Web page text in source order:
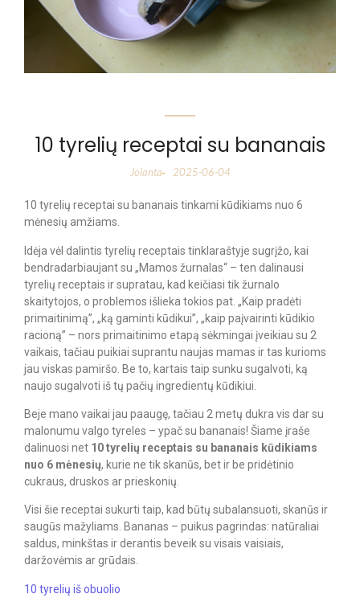
10 tyrelių receptai su bananais
Jolanta- 2025-06-04
10 tyrelių receptai su bananais tinkami kūdikiams nuo 6
mėnesių amžiams.
Idėja vėl dalintis tyrelių receptais tinklaraštyje sugrįžo, kai
bendradarbiaujant su „Mamos žurnalas“ – ten dalinausi
tyrelių receptais ir supratau, kad keičiasi tik žurnalo
skaitytojos, o problemos išlieka tokios pat. „Kaip pradėti
primaitinimą”, „ką gaminti kūdikui”, „kaip paįvairinti kūdikio
racioną” – nors primaitinimo etapą sėkmingai įveikiau su 2
vaikais, tačiau puikiai suprantu naujas mamas ir tas kurioms
jau viskas pamiršo. Be to, kartais taip sunku sugalvoti, ką
naujo sugalvoti iš tų pačių ingredientų kūdikiui.
Beje mano vaikai jau paaugę, tačiau 2 metų dukra vis dar su
malonumu valgo tyreles – ypač su bananais! Šiame įraše
dalinuosi net 10 tyrelių receptais su bananais kūdikiams
nuo 6 mėnesių, kurie ne tik skanūs, bet ir be pridėtinio
cukraus, druskos ar prieskonių.
Visi šie receptai sukurti taip, kad būtų subalansuoti, skanūs ir
saugūs mažyliams. Bananas – puikus pagrindas: natūraliai
saldus, minkštas ir derantis beveik su visais vaisiais,
daržovėmis ar grūdais.
10 tyrelių iš obuolio